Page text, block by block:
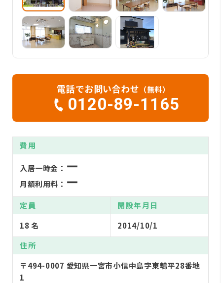
電話でお問い合わせ （無料）
0120-89-1165
費用
入居一時金： ー
月額利用料： ー
定員
18 名
開設年月日
2014/10/1
住所
〒494-0007 愛知県一宮市小信中島字東鵯平28番地
1